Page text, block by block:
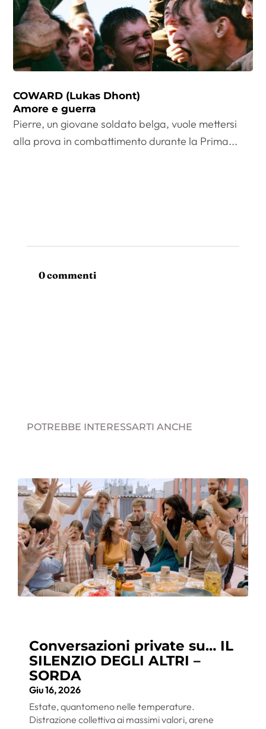
COWARD (Lukas Dhont)
Amore e guerra
Pierre, un giovane soldato belga, vuole mettersi
alla prova in combattimento durante la Prima...
0 commenti
POTREBBE INTERESSARTI ANCHE
Conversazioni private su… IL
SILENZIO DEGLI ALTRI –
SORDA
Giu 16, 2026
Estate, quantomeno nelle temperature.
Distrazione collettiva ai massimi valori, arene